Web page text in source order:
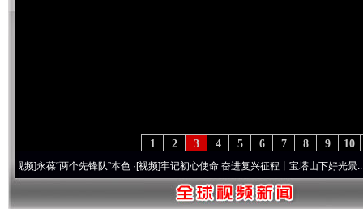
10
9
8
7
6
5
4
3
2
1
永葆“两个先锋队”本色·[视频]牢记初心使命 奋进复兴征程丨宝塔山下好光景..·[视频]